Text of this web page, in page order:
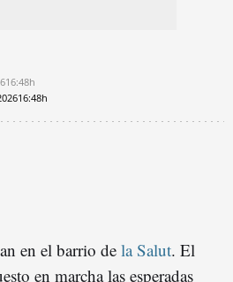
16:48h
16:48h
en el barrio de la Salut. El
en marcha las esperadas